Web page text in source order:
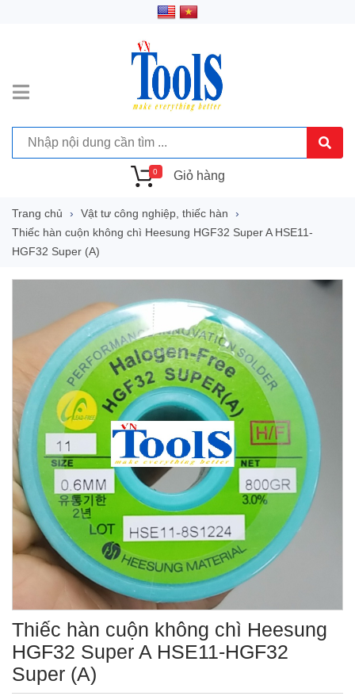
0 Giỏ hàng
Trang chủ
Vật tư công nghiệp, thiếc hàn
Thiếc hàn cuộn không chì Heesung HGF32 Super A HSE11-
HGF32 Super (A)
Thiếc hàn cuộn không chì Heesung
HGF32 Super A HSE11-HGF32
Super (A)